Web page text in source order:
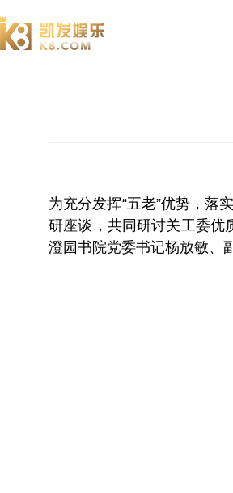
为充分发挥“五老”优势，落
研座谈，共同研讨关工委优
澄园书院党委书记杨放敏、